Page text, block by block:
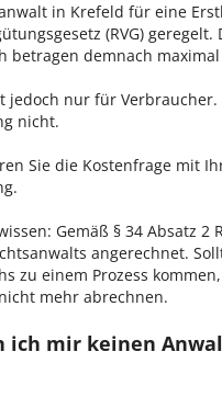
in Krefeld für eine
(RVG)
betragen demnach maximal
jedoch nur für
nicht.
Sie die Kostenfrage mit
Gemäß § 34 Absatz
angerechnet.
zu einem Prozess
mehr abrechnen.
ich mir keinen